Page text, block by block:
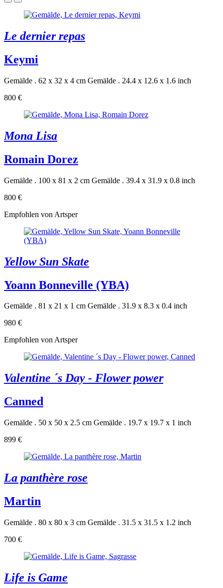
Le dernier repas
Keymi
Gemälde . 62 x 32 x 4 cm Gemälde . 24.4 x 12.6 x 1.6 inch
800 €
Mona Lisa
Romain Dorez
Gemälde . 100 x 81 x 2 cm Gemälde . 39.4 x 31.9 x 0.8 inch
800 €
Empfohlen von Artsper
Yellow Sun Skate
Yoann Bonneville (YBA)
Gemälde . 81 x 21 x 1 cm Gemälde . 31.9 x 8.3 x 0.4 inch
980 €
Empfohlen von Artsper
Valentine ´s Day - Flower power
Canned
Gemälde . 50 x 50 x 2.5 cm Gemälde . 19.7 x 19.7 x 1 inch
899 €
La panthère rose
Martin
Gemälde . 80 x 80 x 3 cm Gemälde . 31.5 x 31.5 x 1.2 inch
700 €
Life is Game